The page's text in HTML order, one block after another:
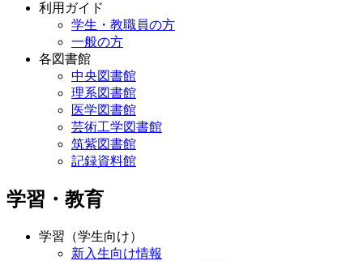
利用ガイド
学生・教職員の方
一般の方
各図書館
中央図書館
理系図書館
医学図書館
芸術工学図書館
筑紫図書館
記録資料館
学習・教育
学習（学生向け）
新入生向け情報